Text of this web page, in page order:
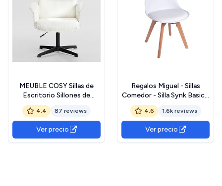
MEUBLE COSY Sillas de
Escritorio Sillones de
Maquillaje Giratoria Altura
Ajustable con
Reposabrazos para Estudio
Dormitorio Oficina en Tela
de Felpa, Blanco
4.4 87 reviews
Ver precio
Regalos Miguel - Sillas
Comedor - Silla Synk Basic -
Blanco
4.6 1.6k reviews
Ver precio